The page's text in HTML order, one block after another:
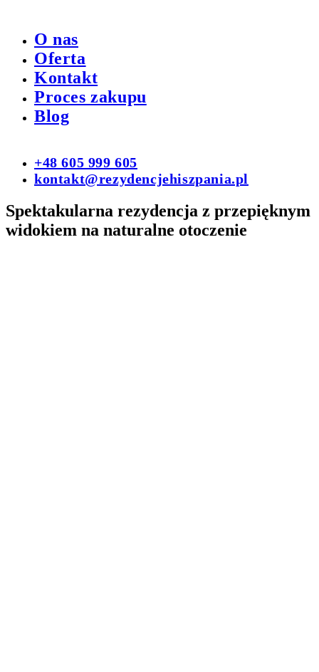
O nas
Oferta
Kontakt
Proces zakupu
Blog
+48 605 999 605
kontakt@rezydencjehiszpania.pl
Spektakularna rezydencja z przepięknym
widokiem na naturalne otoczenie